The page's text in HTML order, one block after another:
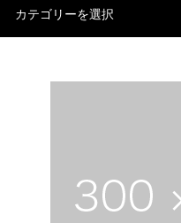
カテゴリーを選択